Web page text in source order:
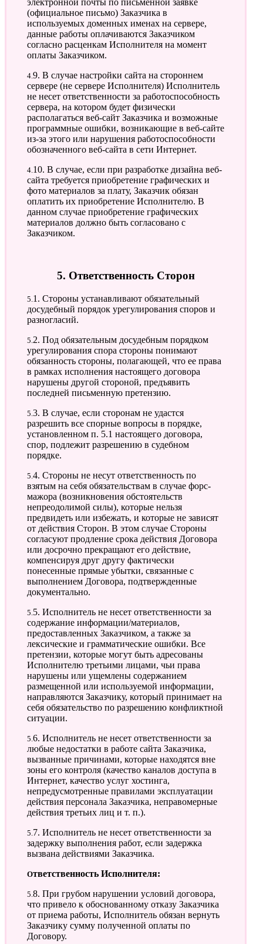
(официальное письмо) Заказчика в
используемых доменных именах на сервере,
данные работы оплачиваются Заказчиком
согласно расценкам Исполнителя на момент
оплаты Заказчиком.
4.9. В случае настройки сайта на стороннем
сервере (не сервере Исполнителя) Исполнитель
не несет ответственности за работоспособность
сервера, на котором будет физически
располагаться веб-сайт Заказчика и возможные
программные ошибки, возникающие в веб-сайте
из-за этого или нарушения работоспособности
обозначенного веб-сайта в сети Интернет.
4.10. В случае, если при разработке дизайна веб-
сайта требуется приобретение графических и
фото материалов за плату, Заказчик обязан
оплатить их приобретение Исполнителю. В
данном случае приобретение графических
материалов должно быть согласовано с
Заказчиком.
5. Ответственность Сторон
5.1. Стороны устанавливают обязательный
досудебный порядок урегулирования споров и
разногласий.
5.2. Под обязательным досудебным порядком
урегулирования спора стороны понимают
обязанность стороны, полагающей, что ее права
в рамках исполнения настоящего договора
нарушены другой стороной, предъявить
последней письменную претензию.
5.3. В случае, если сторонам не удастся
разрешить все спорные вопросы в порядке,
установленном п. 5.1 настоящего договора,
спор, подлежит разрешению в судебном
порядке.
5.4. Стороны не несут ответственность по
взятым на себя обязательствам в случае форс-
мажора (возникновения обстоятельств
непреодолимой силы), которые нельзя
предвидеть или избежать, и которые не зависят
от действия Сторон. В этом случае Стороны
согласуют продление срока действия Договора
или досрочно прекращают его действие,
компенсируя друг другу фактически
понесенные прямые убытки, связанные с
выполнением Договора, подтвержденные
документально.
5.5. Исполнитель не несет ответственности за
содержание информации/материалов,
предоставленных Заказчиком, а также за
лексические и грамматические ошибки. Все
претензии, которые могут быть адресованы
Исполнителю третьими лицами, чьи права
нарушены или ущемлены содержанием
размещенной или используемой информации,
направляются Заказчику, который принимает на
себя обязательство по разрешению конфликтной
ситуации.
5.6. Исполнитель не несет ответственности за
любые недостатки в работе сайта Заказчика,
вызванные причинами, которые находятся вне
зоны его контроля (качество каналов доступа в
Интернет, качество услуг хостинга,
непредусмотренные правилами эксплуатации
действия персонала Заказчика, неправомерные
действия третьих лиц и т. п.).
5.7. Исполнитель не несет ответственности за
задержку выполнения работ, если задержка
вызвана действиями Заказчика.
Ответственность Исполнителя:
5.8. При грубом нарушении условий договора,
что привело к обоснованному отказу Заказчика
от приема работы, Исполнитель обязан вернуть
Заказчику сумму полученной оплаты по
Договору.